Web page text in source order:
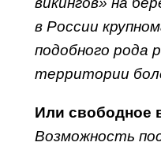
в России
подобного рода
территории
Или свободное
Возможность